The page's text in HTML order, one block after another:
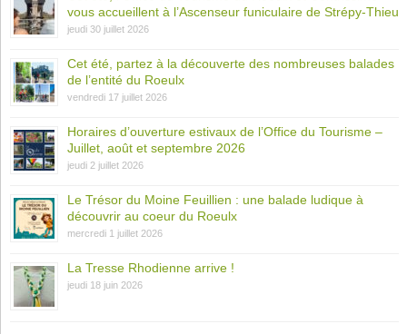
vous accueillent à l’Ascenseur funiculaire de Strépy-Thieu
jeudi 30 juillet 2026
Cet été, partez à la découverte des nombreuses balades
de l’entité du Roeulx
vendredi 17 juillet 2026
Horaires d’ouverture estivaux de l’Office du Tourisme –
Juillet, août et septembre 2026
jeudi 2 juillet 2026
Le Trésor du Moine Feuillien : une balade ludique à
découvrir au coeur du Roeulx
mercredi 1 juillet 2026
La Tresse Rhodienne arrive !
jeudi 18 juin 2026